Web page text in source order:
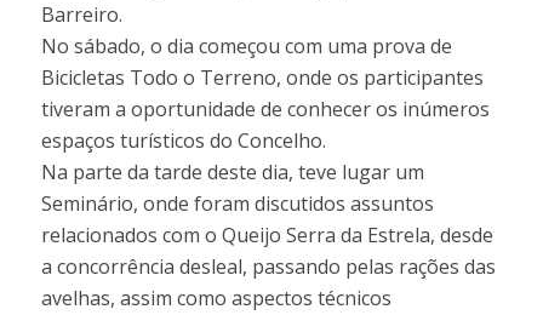
Barreiro.
No sábado, o dia começou com uma prova de
Bicicletas Todo o Terreno, onde os participantes
tiveram a oportunidade de conhecer os inúmeros
espaços turísticos do Concelho.
Na parte da tarde deste dia, teve lugar um
Seminário, onde foram discutidos assuntos
relacionados com o Queijo Serra da Estrela, desde
a concorrência desleal, passando pelas rações das
avelhas, assim como aspectos técnicos